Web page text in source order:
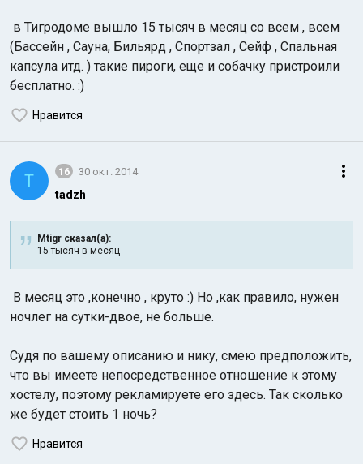
в Тигродоме вышло 15 тысяч в месяц со всем , всем
(Бассейн , Сауна, Бильярд , Спортзал , Сейф , Спальная
капсула итд. ) такие пироги, еще и собачку пристроили
бесплатно. :)
Нравится
T 16 30 окт. 2014
tadzh
Mtigr сказал(а):
15 тысяч в месяц
В месяц это ,конечно , круто :) Но ,как правило, нужен
ночлег на сутки-двое, не больше.
Судя по вашему описанию и нику, смею предположить,
что вы имеете непосредственное отношение к этому
хостелу, поэтому рекламируете его здесь. Так сколько
же будет стоить 1 ночь?
Нравится